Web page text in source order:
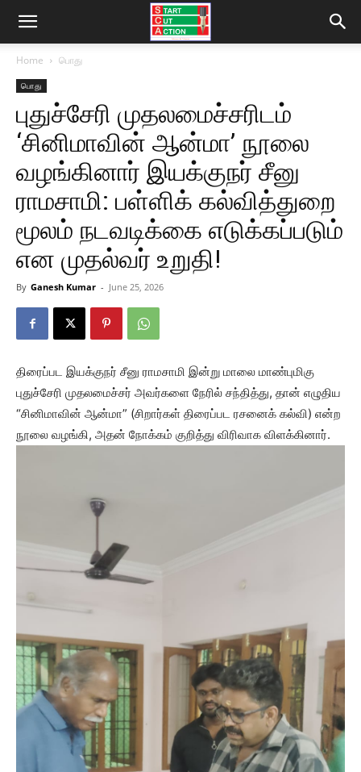
Home பொது
பொது
புதுச்சேரி முதலமைச்சரிடம்
‘சினிமாவின் ஆன்மா’ நூலை
வழங்கினார் இயக்குநர் சீனு
ராமசாமி: பள்ளிக் கல்வித்துறை
மூலம் நடவடிக்கை எடுக்கப்படும்
என முதல்வர் உறுதி!
By Ganesh Kumar - June 25, 2026
திரைப்பட இயக்குநர் சீனு ராமசாமி இன்று மாலை மாண்புமிகு
புதுச்சேரி முதலமைச்சர் அவர்களை நேரில் சந்தித்து, தான் எழுதிய
“சினிமாவின் ஆன்மா” (சிறார்கள் திரைப்பட ரசனைக் கல்வி) என்ற
நூலை வழங்கி, அதன் நோக்கம் குறித்து விரிவாக விளக்கினார்.